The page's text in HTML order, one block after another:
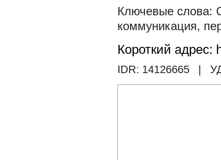
коммуникация,
Короткий адрес:
IDR: 14126665 |